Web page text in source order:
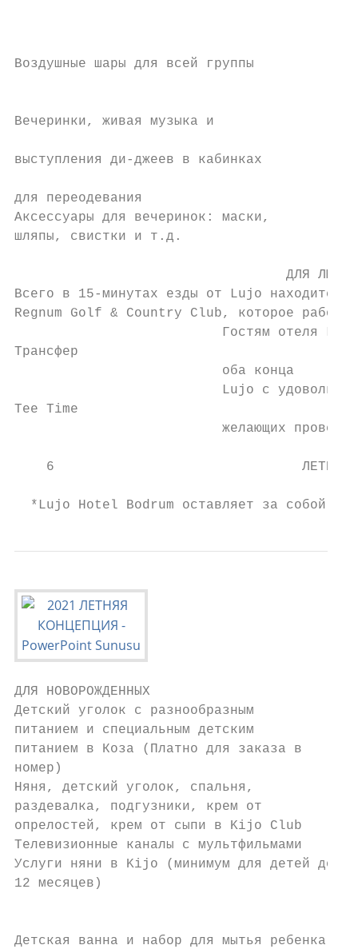
Воздушные шары для всей группы
Вечеринки, живая музыка и
выступления ди-джеев в кабинках
для переодевания
Аксессуары для вечеринок: маски,
шляпы, свистки и т.д.
ДЛЯ
Всего в 15-минутах езды от Lujo находится
Regnum Golf & Country Club, которое
Гостям отеля
Трансфер
                          оба конца
Lujo с
Tee Time
желающих
6                               ЛЕТНЯЯ
*Lujo Hotel Bodrum оставляет за собой
ДЛЯ НОВОРОЖДЕННЫХ
Детский уголок с разнообразным
питанием и специальным детским
питанием в Коза (Платно для заказа
номер)
Няня, детский уголок, спальня,
раздевалка, подгузники, крем от
опрелостей, крем от сыпи в Kijo Club
Телевизионные каналы с
Услуги няни в Kijo (минимум для детей до
12 месяцев)
Детская ванна и набор для мытья